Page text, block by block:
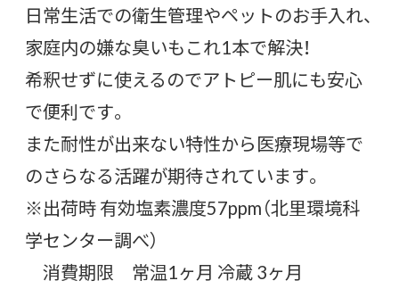
日常生活での衛生管理やペットのお手入れ、
家庭内の嫌な臭いもこれ1本で解決！
希釈せずに使えるのでアトピー肌にも安心
で便利です。
また耐性が出来ない特性から医療現場等で
のさらなる活躍が期待されています。
※出荷時 有効塩素濃度57ppm（北里環境科
学センター調べ）
消費期限 常温1ヶ月 冷蔵 3ヶ月